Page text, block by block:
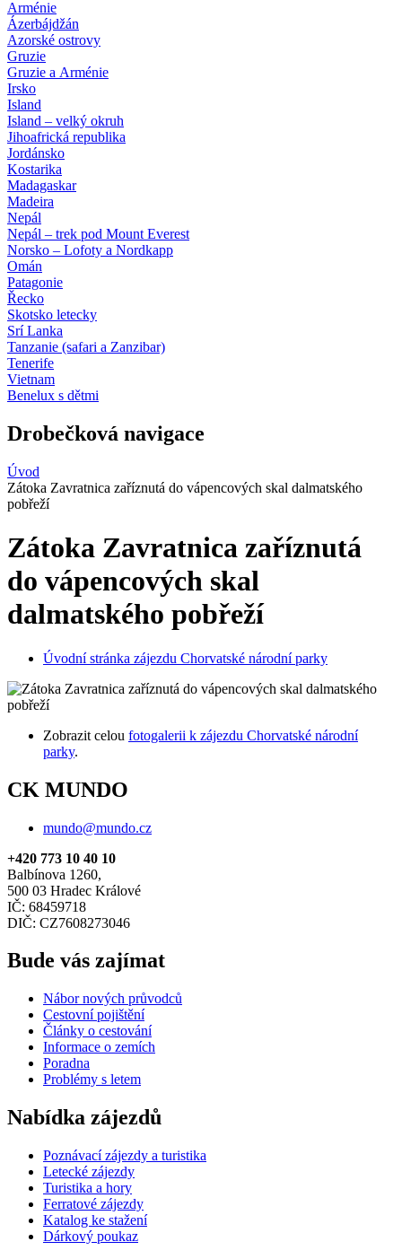
Arménie
Ázerbájdžán
Azorské ostrovy
Gruzie
Gruzie a Arménie
Irsko
Island
Island – velký okruh
Jihoafrická republika
Jordánsko
Kostarika
Madagaskar
Madeira
Nepál
Nepál – trek pod Mount Everest
Norsko – Lofoty a Nordkapp
Omán
Patagonie
Řecko
Skotsko letecky
Srí Lanka
Tanzanie (safari a Zanzibar)
Tenerife
Vietnam
Benelux s dětmi
Drobečková navigace
Úvod
Zátoka Zavratnica zaříznutá do vápencových skal dalmatského
pobřeží
Zátoka Zavratnica zaříznutá
do vápencových skal
dalmatského pobřeží
Úvodní stránka zájezdu Chorvatské národní parky
Zobrazit celou fotogalerii k zájezdu Chorvatské národní
parky.
CK MUNDO
mundo@mundo.cz
+420 773 10 40 10
Balbínova 1260,
500 03 Hradec Králové
IČ: 68459718
DIČ: CZ7608273046
Bude vás zajímat
Nábor nových průvodců
Cestovní pojištění
Články o cestování
Informace o zemích
Poradna
Problémy s letem
Nabídka zájezdů
Poznávací zájezdy a turistika
Letecké zájezdy
Turistika a hory
Ferratové zájezdy
Katalog ke stažení
Dárkový poukaz